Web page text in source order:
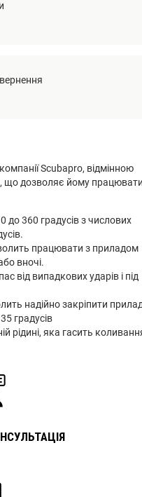
Scubapro, відмінною
що дозволяє йому
до 360 градусів з числових
працювати з приладом
вночі.
від випадкових ударів і під
надійно закріпити
градусів
рідині, яка гасить